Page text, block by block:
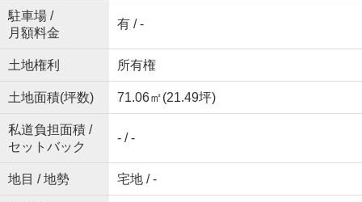
駐車場 /
月額料金
有 / -
土地権利 所有権
土地面積(坪数) 71.06㎡(21.49坪)
私道負担面積 /
セットバック
- / -
地目 / 地勢 宅地 / -